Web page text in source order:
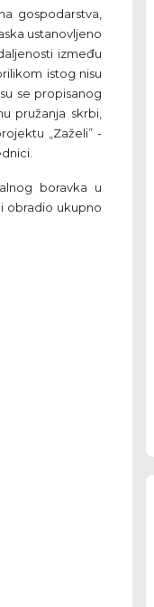
gospodarstva,
ustanovljeno
između
istog nisu
se propisanog
pružanja skrbi,
„Zaželi” -
boravka u
i obradio ukupno